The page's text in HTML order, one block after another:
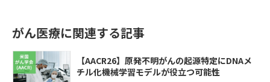
がん医療に関連する記事
【AACR26】原発不明がんの起源特定にDNAメ
チル化機械学習モデルが役立つ可能性